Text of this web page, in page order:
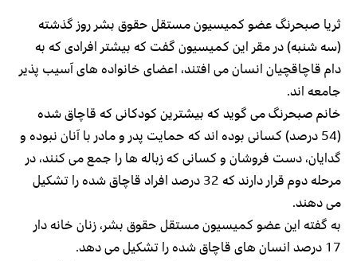
ثریا صبحرنگ عضو کمیسیون مستقل حقوق بشر روز گذشته
(سه شنبه) در مقر این کمیسیون گفت که بیشتر افرادی که به
دام قاچاقچیان انسان می افتند، اعضای خانواده های آسیب پذیر
جامعه اند.
خانم صبحرنگ می گوید که بیشترین کودکانی که قاچاق شده‌
(54 درصد) کسانی بوده اند که حمایت پدر و مادر با آنان نبوده و
گدایان، دست فروشان و کسانی که زباله ها را جمع می کنند، در
مرحله دوم قرار دارند که 32 درصد افراد قاچاق شده را تشکیل
می دهند.
به گفته این عضو کمیسیون مستقل حقوق بشر، زنان خانه دار
17 درصد انسان های قاچاق شده را تشکیل می دهد.